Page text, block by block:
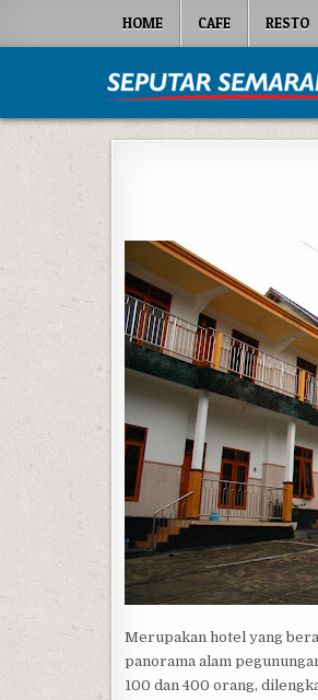
HOME CAFE RESTO
Seputar Semarang
Merupakan hotel yang
panorama alam
100 dan 400 orang,